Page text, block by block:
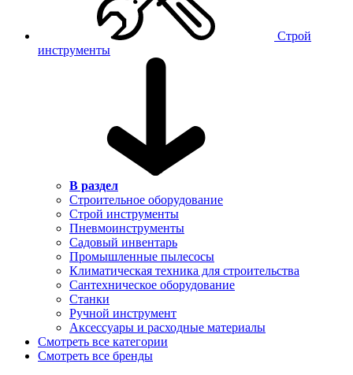
Строй
инструменты
В раздел
Строительное оборудование
Строй инструменты
Пневмоинструменты
Садовый инвентарь
Промышленные пылесосы
Климатическая техника для строительства
Сантехническое оборудование
Станки
Ручной инструмент
Аксессуары и расходные материалы
Смотреть все категории
Смотреть все бренды